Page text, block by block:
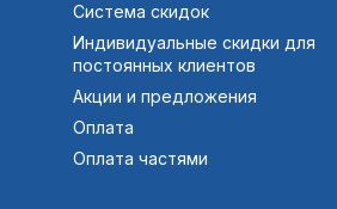
Система скидок
Индивидуальные скидки для
постоянных клиентов
Акции и предложения
Оплата
Оплата частями